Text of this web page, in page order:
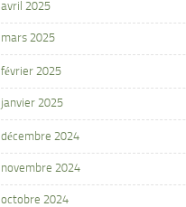
avril 2025
mars 2025
février 2025
janvier 2025
décembre 2024
novembre 2024
octobre 2024